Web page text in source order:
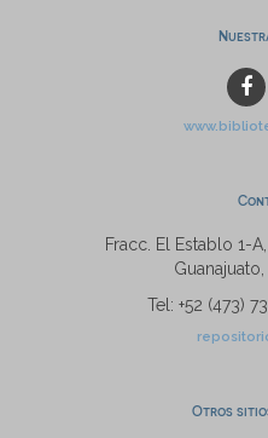
Fracc. El Establo 1-
Tel: +52 (473)
Otros